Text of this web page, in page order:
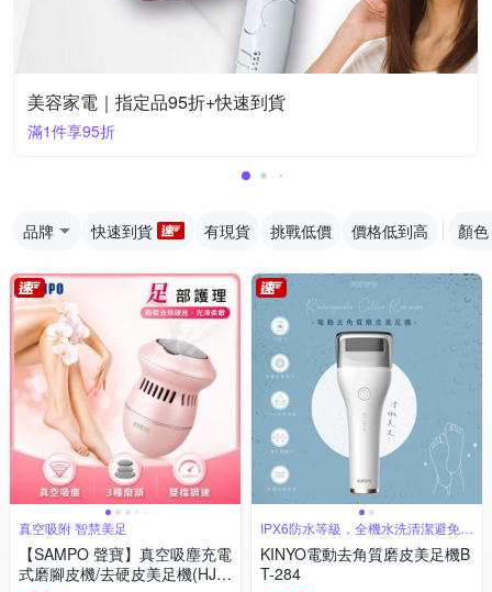
美容家電｜指定品95折+快速到貨
滿1件享95折
品牌 快速到貨 有現貨 挑戰低價 價格低到高 顏色
真空吸附 智慧美足
【SAMPO 聲寶】真空吸塵充電
式磨腳皮機/去硬皮美足機(HJ-Z
IPX6防水等級，全機水洗清潔避免藏
KINYO電動去角質磨皮美足機B
T-284